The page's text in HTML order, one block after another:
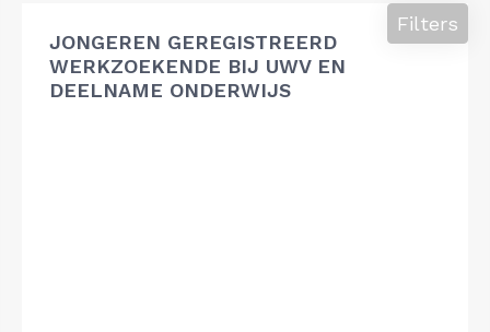
JONGEREN GEREGISTREERD
WERKZOEKENDE BIJ UWV EN
DEELNAME ONDERWIJS
Filters